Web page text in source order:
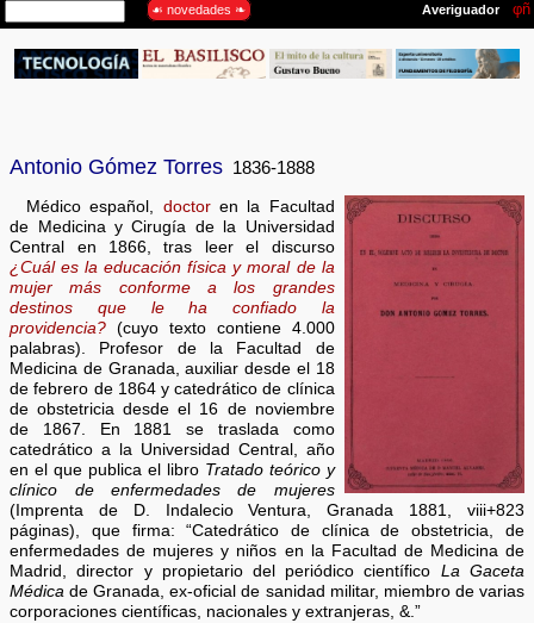
Antonio Gómez Torres 1836-1888
Médico español, doctoren la Facultad
de Medicina y Cirugía de la Universidad
Central en 1866, tras leer el discurso
¿Cuál es la educación física y moral de la
mujer más conforme a los grandes
destinos que le ha confiado la
providencia? (cuyo texto contiene 4.000
palabras). Profesor de la Facultad de
Medicina de Granada, auxiliar desde el 18
de febrero de 1864 y catedrático de clínica
de obstetricia desde el 16 de noviembre
de 1867. En 1881 se traslada como
catedrático a la Universidad Central, año
en el que publica el libro Tratado teórico y
clínico de enfermedades de mujeres
(Imprenta de D. Indalecio Ventura, Granada 1881, viii+823
páginas), que firma: “Catedrático de clínica de obstetricia, de
enfermedades de mujeres y niños en la Facultad de Medicina de
Madrid, director y propietario del periódico científico La Gaceta
Médica de Granada, ex-oficial de sanidad militar, miembro de varias
corporaciones científicas, nacionales y extranjeras, &.”